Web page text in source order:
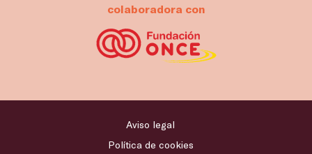
colaboradora con
Aviso legal
Política de cookies